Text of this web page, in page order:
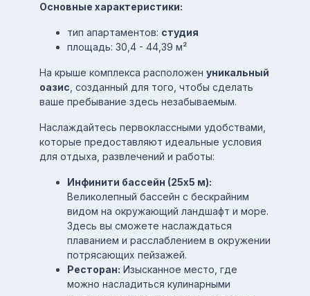
Основные характеристики:
тип апартаментов: студия
площадь: 30,4 - 44,39 м²
На крыше комплекса расположен уникальный
оазис , созданный для того, чтобы сделать
ваше пребывание здесь незабываемым.
Наслаждайтесь первоклассными удобствами,
которые предоставляют идеальные условия
для отдыха, развлечений и работы:
Инфинити бассейн (25x5 м):
Великолепный бассейн с бескрайним
видом на окружающий ландшафт и море.
Здесь вы сможете наслаждаться
плаванием и расслаблением в окружении
потрясающих пейзажей.
Ресторан: Изысканное место, где
можно насладиться кулинарными